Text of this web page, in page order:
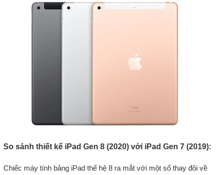
So sánh thiết kế iPad Gen 8 (2020) với iPad Gen 7 (2019):
Chiếc máy tính bảng iPad thế hệ 8 ra mắt với một số thay đôi về